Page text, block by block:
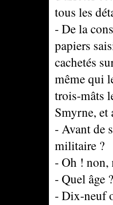
tous les
- De la
papiers
cachetés
même qui
trois-mâts
Smyrne,
- Avant de
militaire ?
- Oh ! non,
- Quel âge ?
- Dix-neuf